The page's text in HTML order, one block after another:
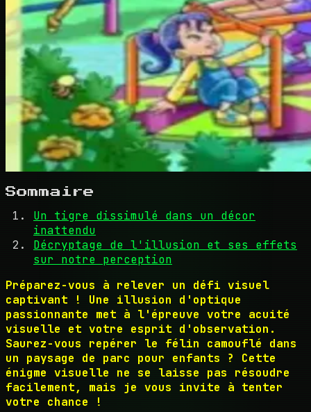
Sommaire
Un tigre dissimulé dans un décor
inattendu
Décryptage de l'illusion et ses effets
sur notre perception
Préparez-vous à relever un défi visuel
captivant ! Une illusion d'optique
passionnante met à l'épreuve votre acuité
visuelle et votre esprit d'observation.
Saurez-vous repérer le félin camouflé dans
un paysage de parc pour enfants ? Cette
énigme visuelle ne se laisse pas résoudre
facilement, mais je vous invite à tenter
votre chance !